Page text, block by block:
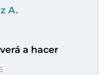
A.
a hacer